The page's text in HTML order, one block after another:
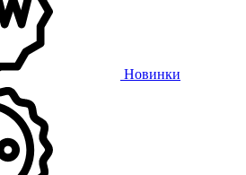
Новинки